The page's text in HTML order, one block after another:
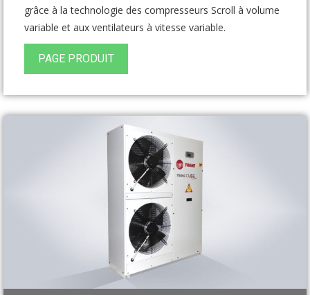
grâce à la technologie des compresseurs Scroll à volume
variable et aux ventilateurs à vitesse variable.
PAGE PRODUIT